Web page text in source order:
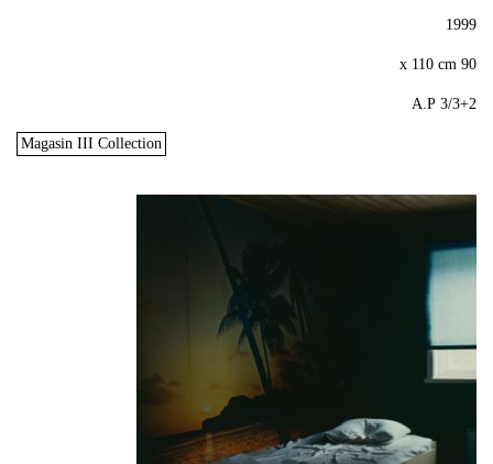
1999
90 x 110 cm
3/3+2 A.P
Magasin III Collection